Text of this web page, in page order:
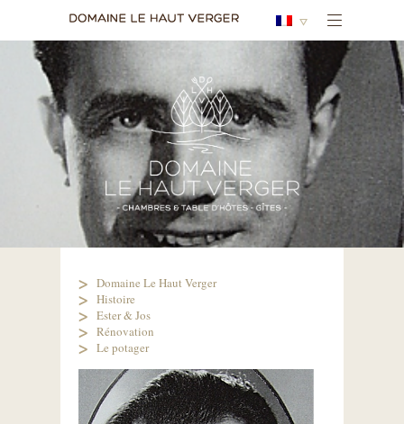
Domaine Le Haut Verger
Histoire
Ester & Jos
Rénovation
Le potager